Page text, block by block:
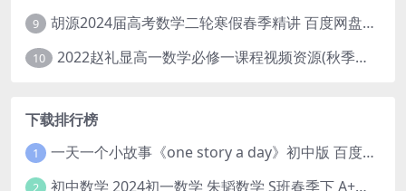
9 胡源2024届高考数学二轮寒假春季精讲 百度网盘分享
10 2022赵礼显高一数学必修一课程视频资源(秋季班 含讲义)百度网盘云
下载排行榜
1 一天一个小故事《one story a day》初中版 百度网盘分享下载
2 初中数学 2024初一数学 朱韬数学 S班春季下 A+班春季下 百度云网盘